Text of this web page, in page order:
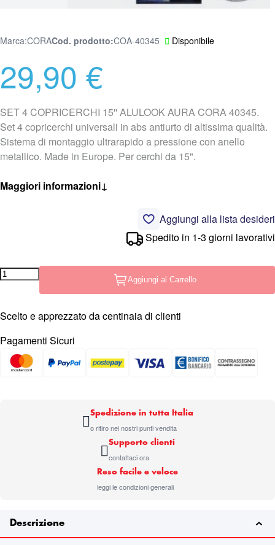
Disponibile
Marca:CORACod. prodotto COA-40345
29,90 €
SET 4 COPRICERCHI 15'' ALULOOK AURA CORA 40345.
Set 4 copricerchi universali in abs antiurto di altissima qualità.
Sistema di montaggio ultrarapido a pressione con anello
metallico. Made in Europe. Per cerchi da 15".
Maggiori informazioni↓
Aggiungi alla lista desideri
Spedito in 1-3 giorni lavorativi
Aggiungi al Carrello
Scelto e apprezzato da centinaia di clienti
Pagamenti Sicuri
Spedizione in tutta Italia
o ritiro nei nostri punti vendita
Supporto clienti
contattaci ora
Reso facile e veloce
leggi le condizioni generali
Descrizione